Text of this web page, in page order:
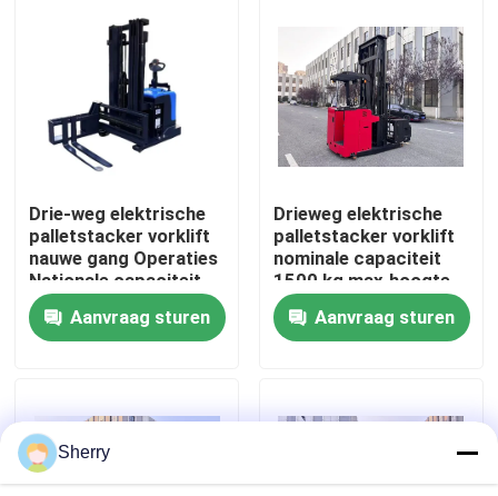
Ongeveer ons
Fabrieksreis
Kwaliteitscontrole
Contact de V.S.
Nieuws
bloggen
Elektrische Palletvorkheftruck
Drie-weg elektrische
palletstacker vorklift
nauwe gang Operaties
Nationale capaciteit
1500 kg Max.hoogte
7000 mm Hoogdichte
opslagomgevingen
Aanvraag sturen
Drieweg elektrische
palletstacker vorklift
nominale capaciteit
1500 kg max.hoogte
7000 mm
opslagomgevingen
met een hoge
Aanvraag sturen
Sherry